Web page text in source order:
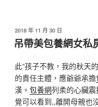
發
佈
於
2018 年 11 月 30 日
吊帶美包養網女私
此“孩子不教，我的秋天
的責任主體，應爺爺承擔
漢。 包養網列柔的心臟
覺可以看到,,離開母親也